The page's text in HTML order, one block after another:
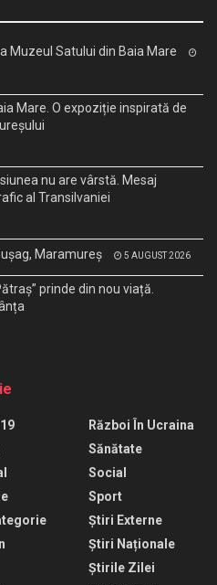
Muzeul Satului din Baia Mare
Mare. O expoziție inspirată de
nu are vârstă. Mesaj
al Transilvaniei
Maramureș 5 AUGUST 2026
prinde din nou viață.
Război În Ucraina
Sănătate
Social
Sport
Știri Externe
Știri Naționale
Știrile Zilei